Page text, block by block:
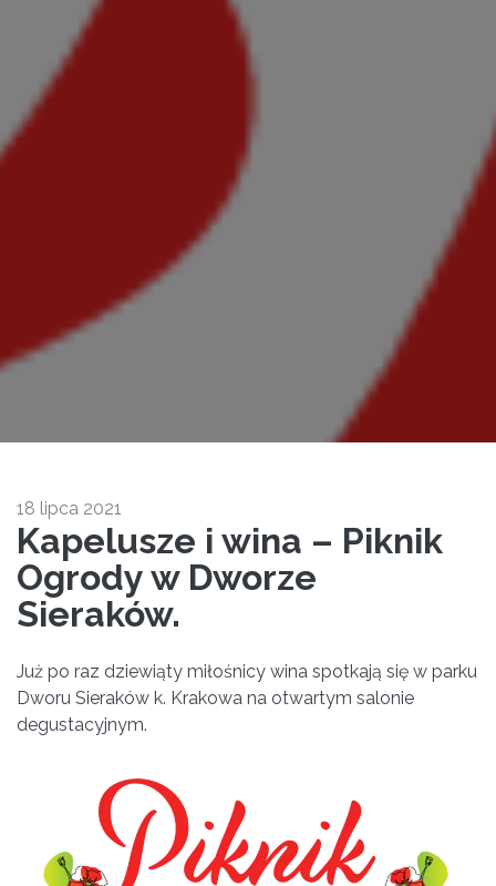
18 lipca 2021
Kapelusze i wina – Piknik
Ogrody w Dworze
Sieraków.
Już po raz dziewiąty miłośnicy wina spotkają się w parku
Dworu Sieraków k. Krakowa na otwartym salonie
degustacyjnym.